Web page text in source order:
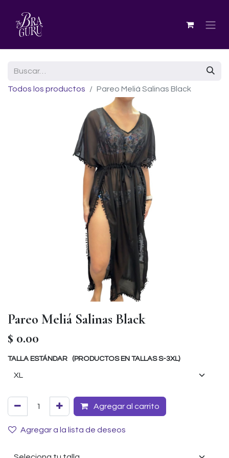
Todos los productos Pareo Meliá Salinas Black
Pareo Meliá Salinas Black
$ 0.00
TALLA ESTÁNDAR (PRODUCTOS EN TALLAS S-3XL)
Agregar al carrito
Agregar a la lista de deseos